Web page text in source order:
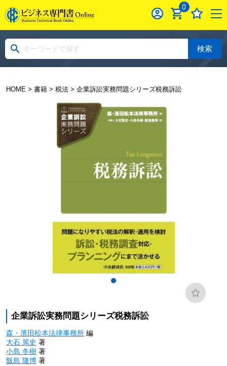
0
検索
HOME> 書籍> 税法> 企業訴訟実務問題シリーズ税務訴訟
企業訴訟実務問題シリーズ税務訴訟
森・濱田松本法律事務所編
大石 篤史 著
小島 冬樹著
飯島 隆博著